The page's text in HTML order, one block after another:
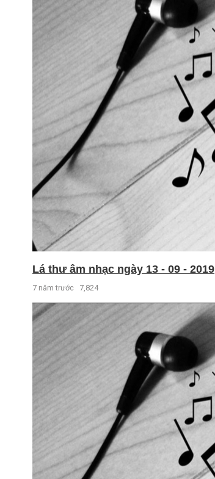
Lá thư âm nhạc ngày 13 - 09 - 2019
7 năm trước 7,824